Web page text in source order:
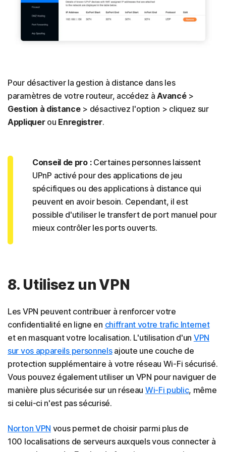
Pour désactiver la gestion à distance dans les
paramètres de votre routeur, accédez à Avancé>
Gestion à distance> désactivez l'option > cliquez sur
Appliquerou Enregistrer.
Conseil de pro :Certaines personnes laissent
UPnP activé pour des applications de jeu
spécifiques ou des applications à distance qui
peuvent en avoir besoin. Cependant, il est
possible d'utiliser le transfert de port manuel pour
mieux contrôler les ports ouverts.
8. Utilisez un VPN
Les VPN peuvent contribuer à renforcer votre
confidentialité en ligne en chiffrant votre trafic Internet
et en masquant votre localisation. L'utilisation d'un VPN
sur vos appareils personnelsajoute une couche de
protection supplémentaire à votre réseau Wi-Fi sécurisé.
Vous pouvez également utiliser un VPN pour naviguer de
manière plus sécurisée sur un réseau Wi-Fi public, même
si celui-ci n'est pas sécurisé.
Norton VPN vous permet de choisir parmi plus de
100 localisations de serveurs auxquels vous connecter à